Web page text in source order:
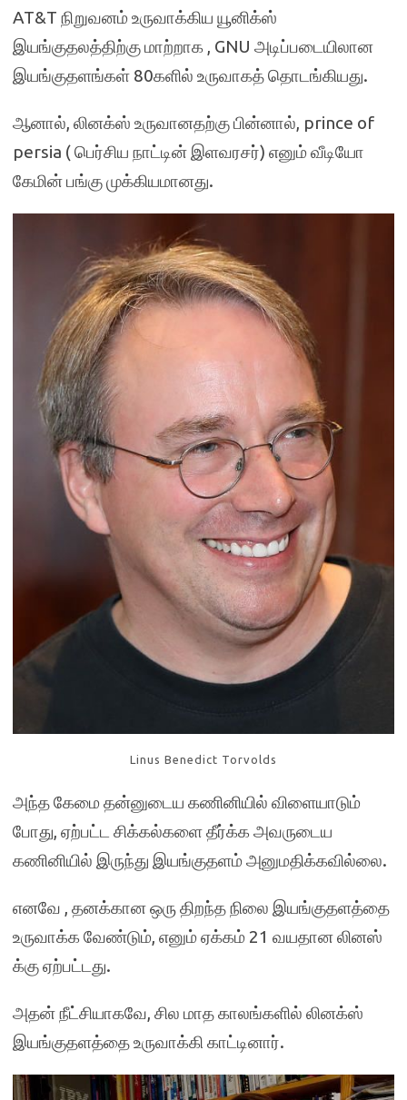
AT&T நிறுவனம் உருவாக்கிய யூனிக்ஸ்
இயங்குதலத்திற்கு மாற்றாக , GNU அடிப்படையிலான
இயங்குதளங்கள் 80களில் உருவாகத் தொடங்கியது.
ஆனால், லினக்ஸ் உருவானதற்கு பின்னால், prince of
persia ( பெர்சிய நாட்டின் இளவரசர்) எனும் வீடியோ
கேமின் பங்கு முக்கியமானது.
Linus Benedict Torvolds
அந்த கேமை தன்னுடைய கணினியில் விளையாடும்
போது, ஏற்பட்ட சிக்கல்களை தீர்க்க அவருடைய
கணினியில் இருந்து இயங்குதளம் அனுமதிக்கவில்லை.
எனவே , தனக்கான ஒரு திறந்த நிலை இயங்குதளத்தை
உருவாக்க வேண்டும், எனும் ஏக்கம் 21 வயதான லினஸ்
க்கு ஏற்பட்டது.
அதன் நீட்சியாகவே, சில மாத காலங்களில் லினக்ஸ்
இயங்குதளத்தை உருவாக்கி காட்டினார்.